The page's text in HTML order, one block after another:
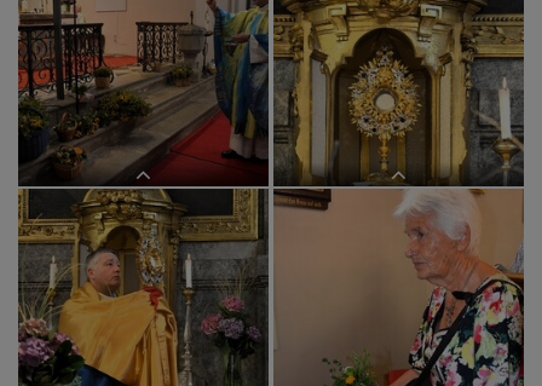
Margret Hofmann heute als Lektorin